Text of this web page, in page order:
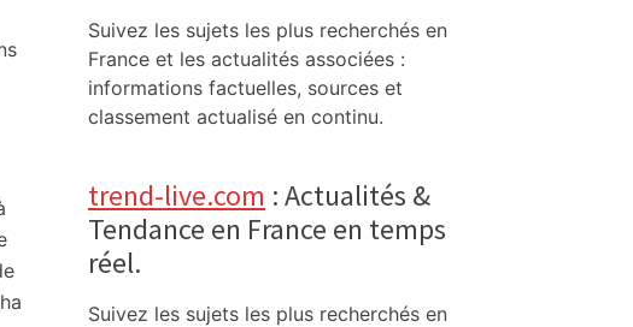
Suivez les sujets les plus recherchés en
France et les actualités associées :
informations factuelles, sources et
classement actualisé en continu.
trend-live.com : Actualités &
Tendance en France en temps
réel.
Suivez les sujets les plus recherchés en